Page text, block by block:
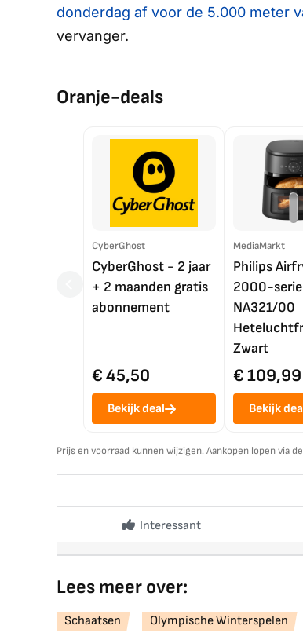
donderdag af voor de 5.000 meter
vervanger.
Oranje-deals
CyberGhost
CyberGhost - 2 jaar
+ 2 maanden gratis
abonnement
€ 45,50
Bekijk deal
MediaMarkt
Philips
2000-serie
NA321/00
Zwart
€ 109,99
Bekijk
Prijs en voorraad kunnen wijzigen. Aankopen lopen via
Interessant
Lees meer over:
Schaatsen Olympische Winterspelen